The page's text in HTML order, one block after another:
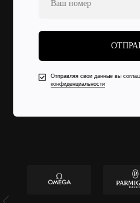
Отправляя свои данные вы
конфиденциальности